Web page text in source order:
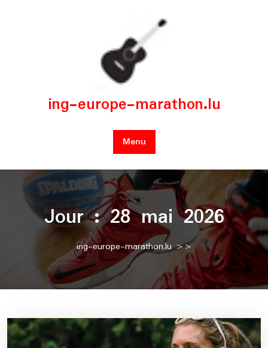
ing-europe-marathon.lu
Menu
Jour :28 mai 2026
ing-europe-marathon.lu>>